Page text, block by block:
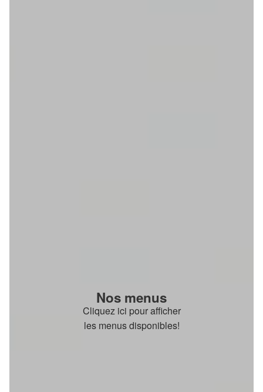
Nos menus
Cliquez ici pour afficher
les menus disponibles!